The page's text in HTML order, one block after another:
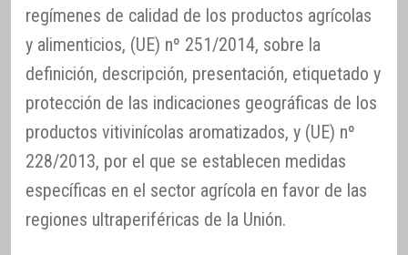
regímenes de calidad de los productos agrícolas
y alimenticios, (UE) nº 251/2014, sobre la
definición, descripción, presentación, etiquetado y
protección de las indicaciones geográficas de los
productos vitivinícolas aromatizados, y (UE) nº
228/2013, por el que se establecen medidas
específicas en el sector agrícola en favor de las
regiones ultraperiféricas de la Unión.